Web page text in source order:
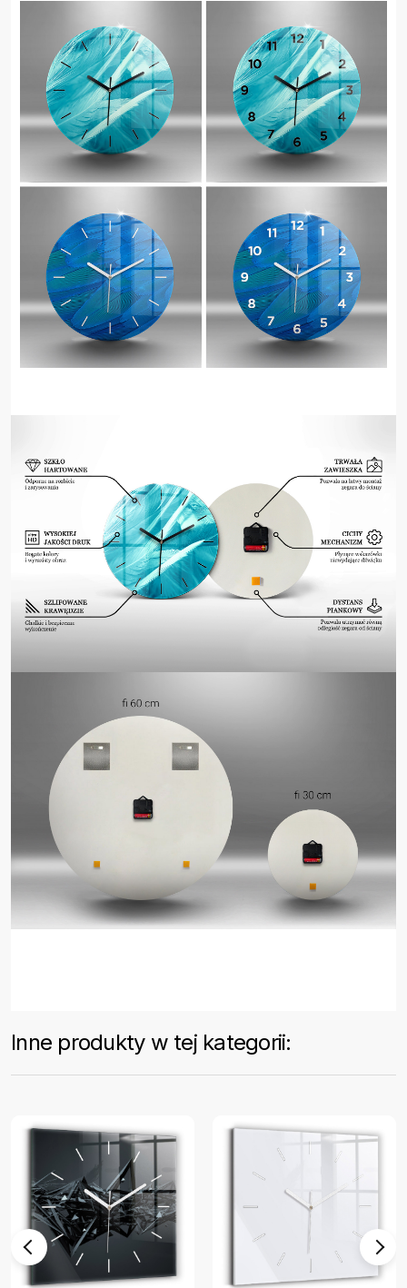
Inne produkty w tej kategorii: